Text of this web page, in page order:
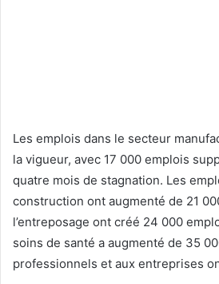
Les emplois dans le secteur
la vigueur, avec 17 000 emplois
quatre mois de stagnation. Les
construction ont augmenté de 21
l’entreposage ont créé 24 000
soins de santé a augmenté de 35
professionnels et aux entreprises